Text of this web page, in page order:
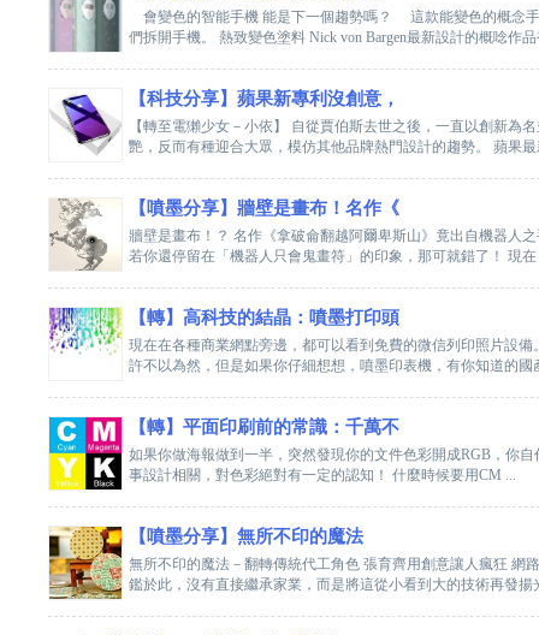
會變色的智能手機 能是下一個趨勢嗎？ 這款能變色的概念
們拆開手機。 熱致變色塗料 Nick von Bargen最新設計的概唸作
【科技分享】蘋果新專利沒創意，
【轉至電獺少女－小依】 自從賈伯斯去世之後，一直以創新為
艷，反而有種迎合大眾，模仿其他品牌熱門設計的趨勢。 蘋果
【噴墨分享】牆壁是畫布！名作《
牆壁是畫布！？ 名作《拿破侖翻越阿爾卑斯山》竟出自機器人
若你還停留在「機器人只會鬼畫符」的印象，那可就錯了！ 現在
【轉】高科技的結晶：噴墨打印頭
現在在各種商業網點旁邊，都可以看到免費的微信列印照片設
許不以為然，但是如果你仔細想想，噴墨印表機，有你知道的
【轉】平面印刷前的常識：千萬不
如果你做海報做到一半，突然發現你的文件色彩開成RGB，你
事設計相關，對色彩絕對有一定的認知！ 什麼時候要用CM ...
【噴墨分享】無所不印的魔法
無所不印的魔法－翻轉傳統代工角色 張育齊用創意讓人瘋狂 網
鑑於此，沒有直接繼承家業，而是將這從小看到大的技術再發